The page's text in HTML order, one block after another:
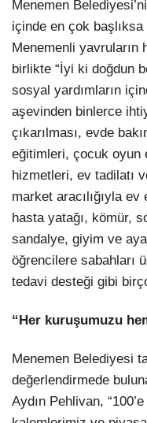
Menemen
içinde en çok
Menemenli yavruların
birlikte “İyi ki doğdun
sosyal yardımların
aşevinden binlerce
çıkarılması, evde
eğitimleri, çocuk oyun
hizmetleri, ev tadilatı
market aracılığıyla
hasta yatağı, kömür,
sandalye, giyim ve
öğrencilere sabahları
tedavi desteği gibi
“Her kuruşumuzu
Menemen Belediyesi
değerlendirmede
Aydın Pehlivan,